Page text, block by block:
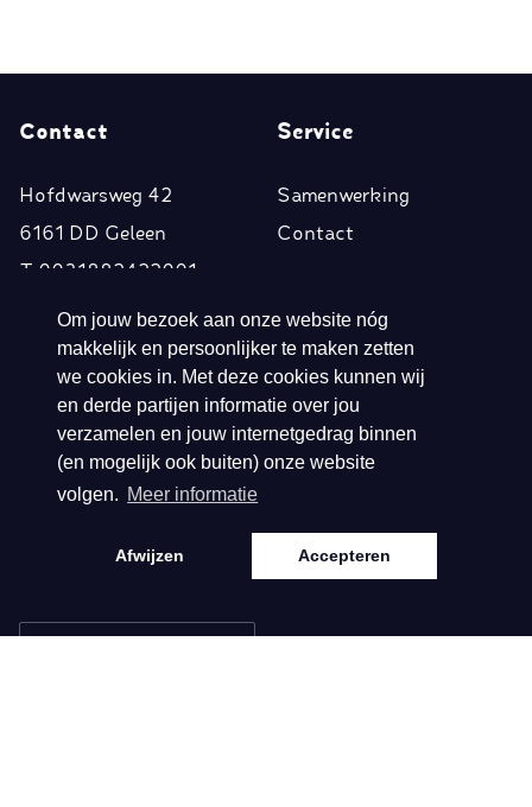
Om jouw bezoek aan onze website nóg
makkelijk en persoonlijker te maken zetten
we cookies in. Met deze cookies kunnen wij
en derde partijen informatie over jou
verzamelen en jouw internetgedrag binnen
(en mogelijk ook buiten) onze website
volgen. Meer informatie
Afwijzen Accepteren
Contact
Hofdwarsweg 42
6161 DD Geleen
T 0031882422001
klantenservice@biba.nl
KVK: 140.61.328
BTW: NL81.38.92.
296.B01
Service
Samenwerking
Contact